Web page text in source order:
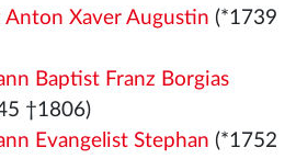
Anton Xaver Augustin (*1739
Baptist Franz Borgias
†1806)
Evangelist Stephan (*1752